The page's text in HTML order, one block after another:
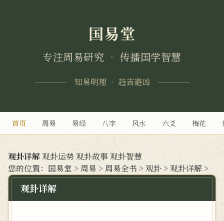
国易堂
专注周易研究 • 传播国学智慧
知易明理 • 趋吉避凶
首页 周易 易经 八字 风水 六爻 梅花
观卦详解观卦运势 观卦故事观卦智慧
您的位置： 国易堂 > 周易 > 周易全书 > 观卦 > 观卦详解 >
观卦详解